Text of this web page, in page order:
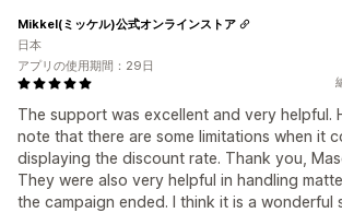
The support was excellent and very helpful.
note that there are some limitations when it
displaying the discount rate. Thank you,
They were also very helpful in handling
the campaign ended. I think it is a wonderful
Mikkel(ミッケル)公式オンラインストア
日本
アプリの使用期間：29日